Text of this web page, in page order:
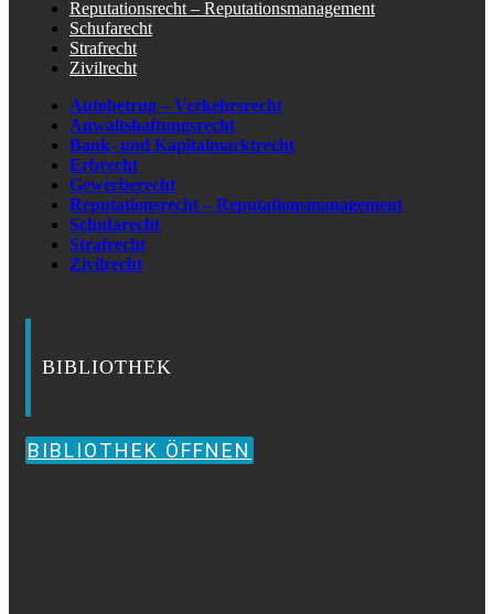
Reputationsrecht – Reputationsmanagement
Schufarecht
Strafrecht
Zivilrecht
Autobetrug – Verkehrsrecht
Anwaltshaftungsrecht
Bank- und Kapitalmarktrecht
Erbrecht
Gewerberecht
Reputationsrecht – Reputationsmanagement
Schufarecht
Strafrecht
Zivilrecht
BIBLIOTHEK
BIBLIOTHEK ÖFFNEN